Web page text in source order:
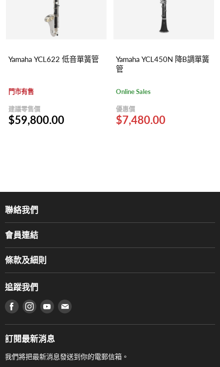
Yamaha YCL622 低音單簧管
門市有售
建議零售價
$59,800.00
Yamaha YCL450N 降B調單簧
管
Online Sales
優惠價
$7,480.00
聯絡我們
產品品牌
服務部
通利工程
登記保養
產品序號查詢
工作機會
聯絡我們
會員連結
香港鋼琴/電子琴導師協會
香港管弦樂導師協會
條款及細則
使用條款及細則
私隱條款
門市購買產品及服務
追蹤我們
在 Facebook 上找到我們
在 Instagram 上找到我們
在 Youtube 上找到我們
在 電子郵件 上找到我們
訂閱最新消息
我們將把最新消息發送到你的電郵信箱。